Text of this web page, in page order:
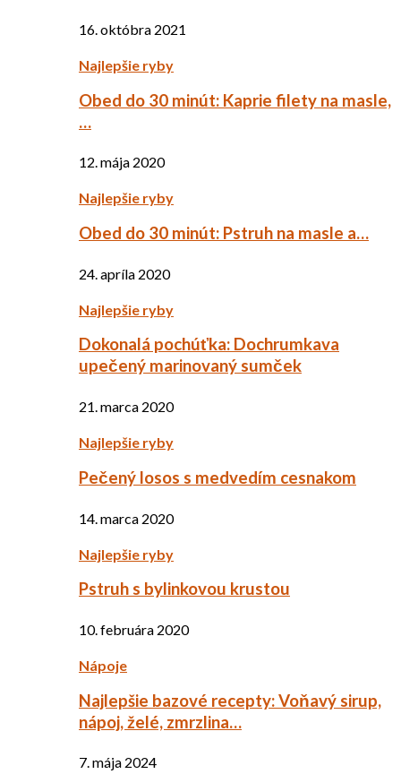
16. októbra 2021
Najlepšie ryby
Obed do 30 minút: Kaprie filety na masle,
…
12. mája 2020
Najlepšie ryby
Obed do 30 minút: Pstruh na masle a…
24. apríla 2020
Najlepšie ryby
Dokonalá pochúťka: Dochrumkava
upečený marinovaný sumček
21. marca 2020
Najlepšie ryby
Pečený losos s medvedím cesnakom
14. marca 2020
Najlepšie ryby
Pstruh s bylinkovou krustou
10. februára 2020
Nápoje
Najlepšie bazové recepty: Voňavý sirup,
nápoj, želé, zmrzlina…
7. mája 2024